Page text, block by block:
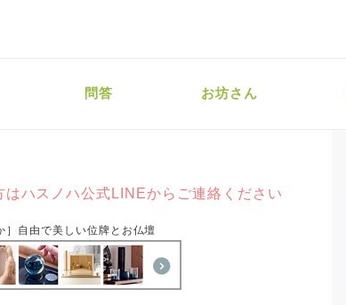
問答 お坊さん
ハスノハ公式LINEからご連絡ください
］自由で美しい位牌とお仏壇